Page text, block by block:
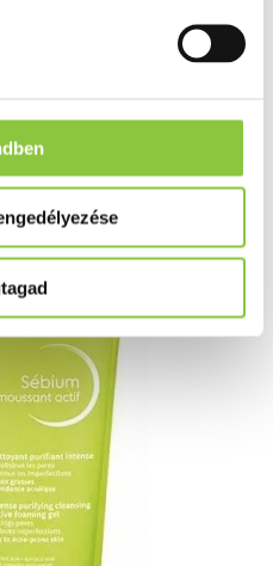
Gel
200ml